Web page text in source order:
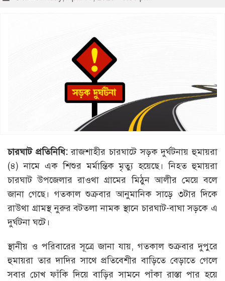
চারঘাট প্রতিনিধি:রাজশাহীর চারঘাটে সড়ক দুর্ঘটনায় হুমায়রা
(৪) নামে এক শিশুর মর্মান্তিক মৃত্যু হয়েছে। নিহত হুমায়রা
চারঘাট উপজেলার রাওথা গ্রামের মিঠুন আলীর মেয়ে বলে
জানা গেছে। গতকাল শুক্রবার আনুমানিক সাড়ে ৩টার দিকে
রাউথা গ্রামস্থ নুরুর বটতলা নামক স্থানে চারঘাট-বাঘা সড়কে এ
দুর্ঘটনা ঘটে।
স্থানীয় ও পরিবারের সূত্রে জানা যায়, গতকাল শুক্রবার দুপুরে
হুমায়রা তার দাদির সাথে প্রতিবেশীর বাড়িতে বেড়াতে গেলে
সবার চোখ ফাঁকি দিয়ে বাড়ির সামনে পাঁকা রাস্তা পার হয়ে